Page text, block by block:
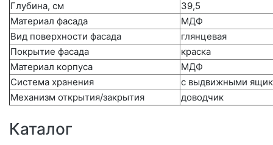
Глубина, см
39,5
Материал фасада
МДФ
Вид поверхности фасада
глянцевая
Покрытие фасада
краска
Материал корпуса
МДФ
Система хранения
с выдвижными
Механизм открытия/закрытия
доводчик
Каталог